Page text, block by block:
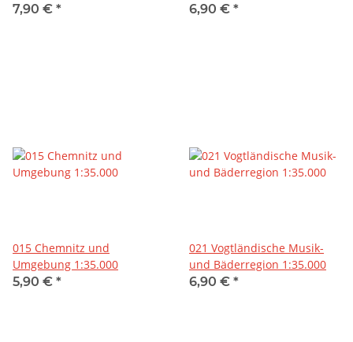
7,90 € *
6,90 € *
015 Chemnitz und
Umgebung 1:35.000
5,90 € *
021 Vogtländische Musik-
und Bäderregion 1:35.000
6,90 € *